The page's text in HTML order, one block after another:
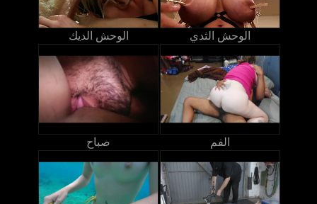
الوحش الديك الوحش الثدي
صباح الفم